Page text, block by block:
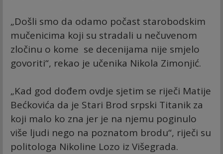
„Došli smo da odamo počast starobodskim
mučenicima koji su stradali u nečuvenom
zločinu o kome se decenijama nije smjelo
govoriti“, rekao je učenika Nikola Zimonjić.
„Kad god dođem ovdje sjetim se riječi Matije
Bećkovića da je Stari Brod srpski Titanik za
koji malo ko zna jer je na njemu poginulo
više ljudi nego na poznatom brodu“, riječi su
politologa Nikoline Lozo iz Višegrada.